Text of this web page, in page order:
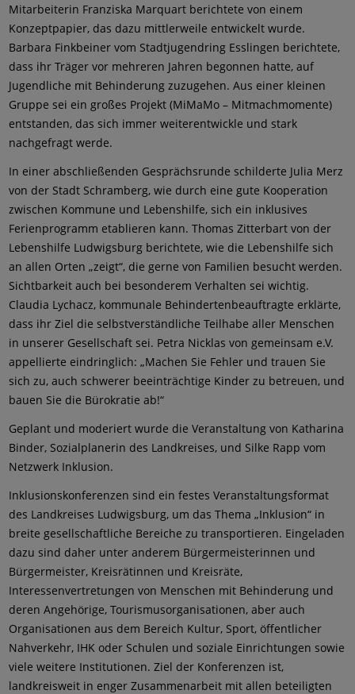
Mitarbeiterin Franziska Marquart berichtete von einem
Konzeptpapier, das dazu mittlerweile entwickelt wurde.
Barbara Finkbeiner vom Stadtjugendring Esslingen berichtete,
dass ihr Träger vor mehreren Jahren begonnen hatte, auf
Jugendliche mit Behinderung zuzugehen. Aus einer kleinen
Gruppe sei ein großes Projekt (MiMaMo – Mitmachmomente)
entstanden, das sich immer weiterentwickle und stark
nachgefragt werde.
In einer abschließenden Gesprächsrunde schilderte Julia Merz
von der Stadt Schramberg, wie durch eine gute Kooperation
zwischen Kommune und Lebenshilfe, sich ein inklusives
Ferienprogramm etablieren kann. Thomas Zitterbart von der
Lebenshilfe Ludwigsburg berichtete, wie die Lebenshilfe sich
an allen Orten „zeigt“, die gerne von Familien besucht werden.
Sichtbarkeit auch bei besonderem Verhalten sei wichtig.
Claudia Lychacz, kommunale Behindertenbeauftragte erklärte,
dass ihr Ziel die selbstverständliche Teilhabe aller Menschen
in unserer Gesellschaft sei. Petra Nicklas von gemeinsam e.V.
appellierte eindringlich: „Machen Sie Fehler und trauen Sie
sich zu, auch schwerer beeinträchtige Kinder zu betreuen, und
bauen Sie die Bürokratie ab!“
Geplant und moderiert wurde die Veranstaltung von Katharina
Binder, Sozialplanerin des Landkreises, und Silke Rapp vom
Netzwerk Inklusion.
Inklusionskonferenzen sind ein festes Veranstaltungsformat
des Landkreises Ludwigsburg, um das Thema „Inklusion“ in
breite gesellschaftliche Bereiche zu transportieren. Eingeladen
dazu sind daher unter anderem Bürgermeisterinnen und
Bürgermeister, Kreisrätinnen und Kreisräte,
Interessenvertretungen von Menschen mit Behinderung und
deren Angehörige, Tourismusorganisationen, aber auch
Organisationen aus dem Bereich Kultur, Sport, öffentlicher
Nahverkehr, IHK oder Schulen und soziale Einrichtungen sowie
viele weitere Institutionen. Ziel der Konferenzen ist,
landkreisweit in enger Zusammenarbeit mit allen beteiligten